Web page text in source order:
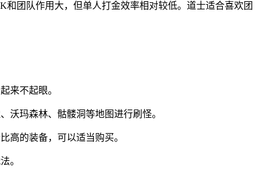
团队作用大，但单人打金效率相对较低。道士适合喜欢团
来不起眼。
沃玛森林、骷髅洞等地图进行刷怪。
高的装备，可以适当购买。
。